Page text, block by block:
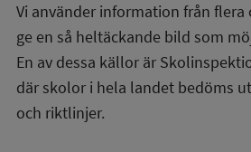
Vi använder information från
ge en så heltäckande bild som
En av dessa källor är
där skolor i hela landet bedöms
och riktlinjer.